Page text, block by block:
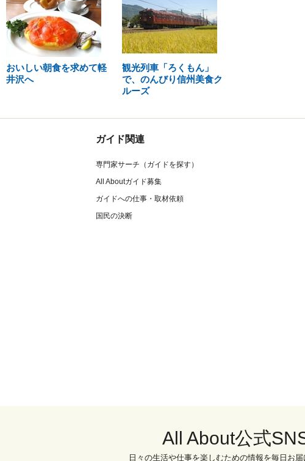
おいしい朝食を求めて軽
井沢へ
観光列車「ろくもん」
で、のんびり信州美食ク
ルーズ
ガイド関連
専門家サーチ（ガイドを探す）
All Aboutガイド募集
ガイドへの仕事・取材依頼
国民の決断
All About公式
日々の生活や仕事を楽しむための情報を毎日お届